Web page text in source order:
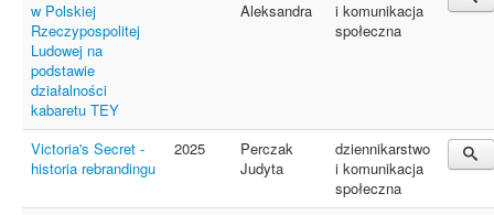
w Polskiej
Rzeczypospolitej
Ludowej na
podstawie
działalności
kabaretu TEY
Aleksandra
i komunikacja
społeczna
Victoria's Secret -
historia rebrandingu
2025
Perczak
Judyta
dziennikarstwo
i komunikacja
społeczna